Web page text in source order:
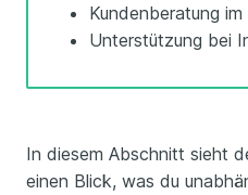
Kundenberatung
Unterstützung bei
In diesem Abschnitt sieht
einen Blick, was du